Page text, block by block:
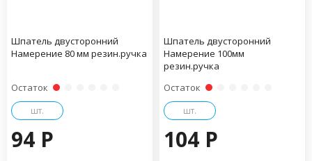
Шпатель двусторонний
Намерение 80 мм резин.ручка
Остаток
шт.
94 P
Шпатель двусторонний
Намерение 100мм
резин.ручка
Остаток
шт.
104 P